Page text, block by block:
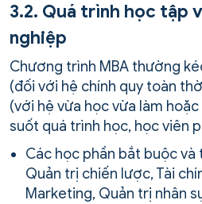
3.2. Quá trình học tập
nghiệp
Chương trình MBA thường
(đối với hệ chính quy toàn
(với hệ vừa học vừa làm
suốt quá trình học, học viên
Các học phần bắt buộc và
Quản trị chiến lược, Tài
Marketing, Quản trị nhân